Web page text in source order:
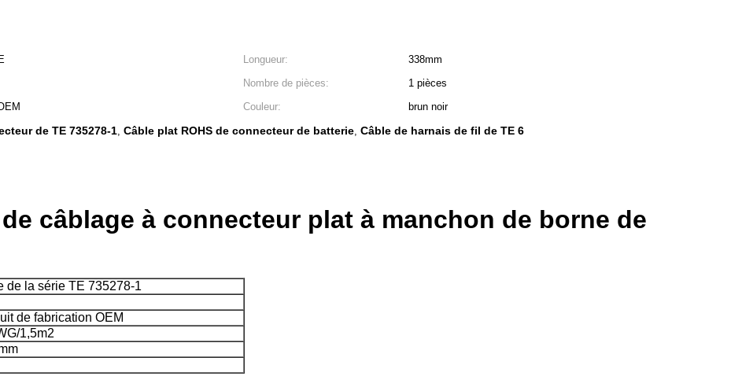
Longueur:
338mm
Nombre de pièces:
1 pièces
Couleur:
brun noir
de TE 735278-1, Câble plat ROHS de connecteur de batterie, Câble de harnais de fil de TE 6
câblage à connecteur plat à manchon de borne de
de la série TE 735278-1
de fabrication OEM
1,5m2